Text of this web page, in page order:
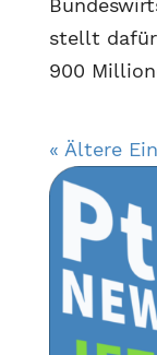
stellt
900
« Ältere